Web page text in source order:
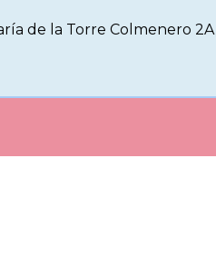
de la Torre Colmenero